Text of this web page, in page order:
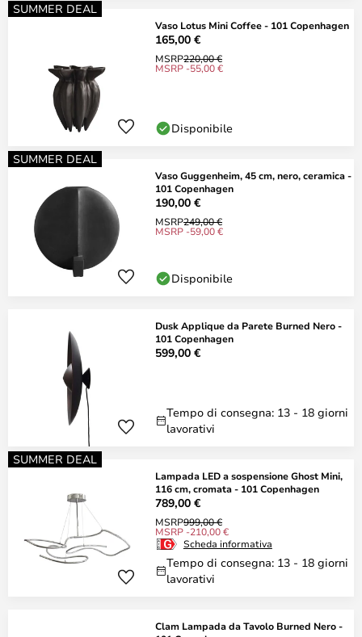
SUMMER DEAL
Vaso Lotus Mini Coffee - 101 Copenhagen
165,00 €
MSRP220,00 €
MSRP -55,00 €
Disponibile
SUMMER DEAL
Vaso Guggenheim, 45 cm, nero, ceramica -
101 Copenhagen
190,00 €
MSRP249,00 €
MSRP -59,00 €
Disponibile
Dusk Applique da Parete Burned Nero -
101 Copenhagen
599,00 €
Tempo di consegna: 13 - 18 giorni
lavorativi
SUMMER DEAL
Lampada LED a sospensione Ghost Mini,
116 cm, cromata - 101 Copenhagen
789,00 €
MSRP999,00 €
MSRP -210,00 €
Scheda informativa
Tempo di consegna: 13 - 18 giorni
lavorativi
Clam Lampada da Tavolo Burned Nero -